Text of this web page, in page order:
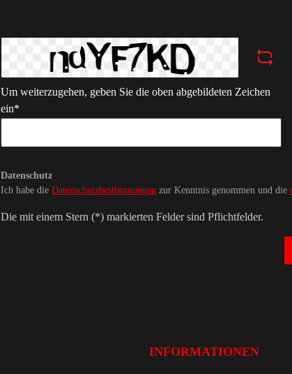
Um weiterzugehen, geben Sie die oben abgebildeten Zeichen
ein*
Datenschutz
Ich habe dieDatenschutzbestimmungen zur Kenntnis genommen und die
Die mit einem Stern (*) markierten Felder sind Pflichtfelder.
INFORMATIONEN